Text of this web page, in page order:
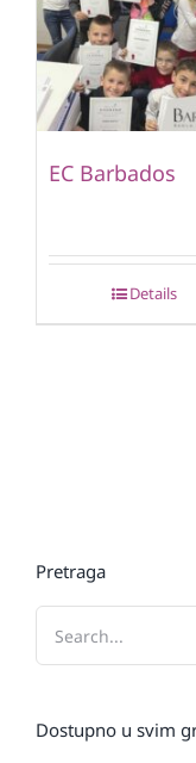
EC Barbados
Details
Pretraga
Dostupno u svim